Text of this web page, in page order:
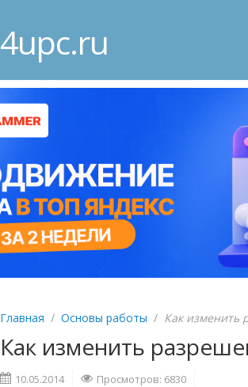
4upc.ru
Главная / Основы работы / Как изменить
Как изменить
10.05.2014 Просмотров: 6830